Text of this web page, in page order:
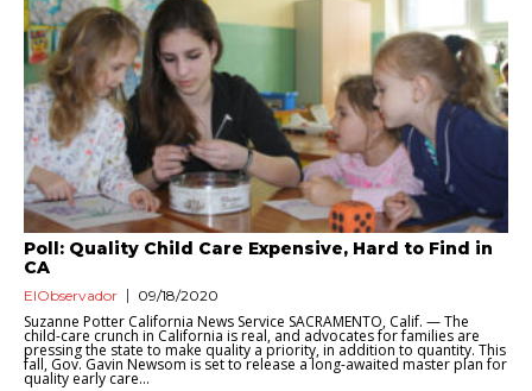
Poll: Quality Child Care Expensive, Hard to Find in
CA
ElObservador 09/18/2020
Suzanne Potter California News Service SACRAMENTO, Calif. — The
child-care crunch in California is real, and advocates for families are
pressing the state to make quality a priority, in addition to quantity. This
fall, Gov. Gavin Newsom is set to release a long-awaited master plan for
quality early care...